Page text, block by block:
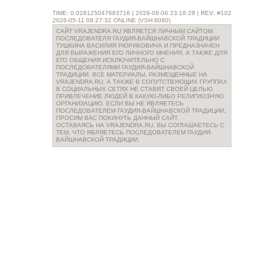
TIME: 0.028125047683716 | 2026-08-06 23:18:28 | REV: #102
2026-05-11 08:27:32 ONLINE (VSH:8080)
САЙТ VRAJENDRA.RU ЯВЛЯЕТСЯ ЛИЧНЫМ САЙТОМ
ПОСЛЕДОВАТЕЛЯ ГАУДИЯ-ВАЙШНАВСКОЙ ТРАДИЦИИ
ТУШКИНА ВАСИЛИЯ РЮРИКОВИЧА И ПРЕДНАЗНАЧЕН
ДЛЯ ВЫРАЖЕНИЯ ЕГО ЛИЧНОГО МНЕНИЯ, А ТАКЖЕ ДЛЯ
ЕГО ОБЩЕНИЯ ИСКЛЮЧИТЕЛЬНО С
ПОСЛЕДОВАТЕЛЯМИ ГАУДИЯ-ВАЙШНАВСКОЙ
ТРАДИЦИИ. ВСЕ МАТЕРИАЛЫ, РАЗМЕЩЕННЫЕ НА
VRAJENDRA.RU, А ТАКЖЕ В СОПУТСТВУЮЩИХ ГРУППАХ
В СОЦИАЛЬНЫХ СЕТЯХ НЕ СТАВЯТ СВОЕЙ ЦЕЛЬЮ
ПРИВЛЕЧЕНИЕ ЛЮДЕЙ В КАКУЮ-ЛИБО РЕЛИГИОЗНУЮ
ОРГАНИЗАЦИЮ. ЕСЛИ ВЫ НЕ ЯВЛЯЕТЕСЬ
ПОСЛЕДОВАТЕЛЕМ ГАУДИЯ-ВАЙШНАВСКОЙ ТРАДИЦИИ,
ПРОСИМ ВАС ПОКИНУТЬ ДАННЫЙ САЙТ.
ОСТАВАЯСЬ НА VRAJENDRA.RU, ВЫ СОГЛАШАЕТЕСЬ С
ТЕМ, ЧТО ЯВЛЯЕТЕСЬ ПОСЛЕДОВАТЕЛЕМ ГАУДИЯ-
ВАЙШНАВСКОЙ ТРАДИЦИИ.